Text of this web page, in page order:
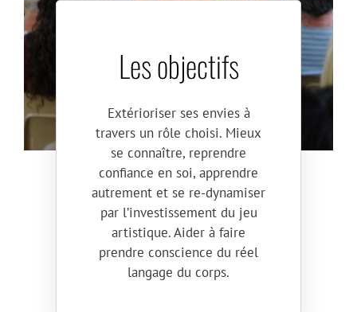
Les objectifs
Extérioriser ses envies à
travers un rôle choisi. Mieux
se connaître, reprendre
confiance en soi, apprendre
autrement et se re-dynamiser
par l’investissement du jeu
artistique. Aider à faire
prendre conscience du réel
langage du corps.